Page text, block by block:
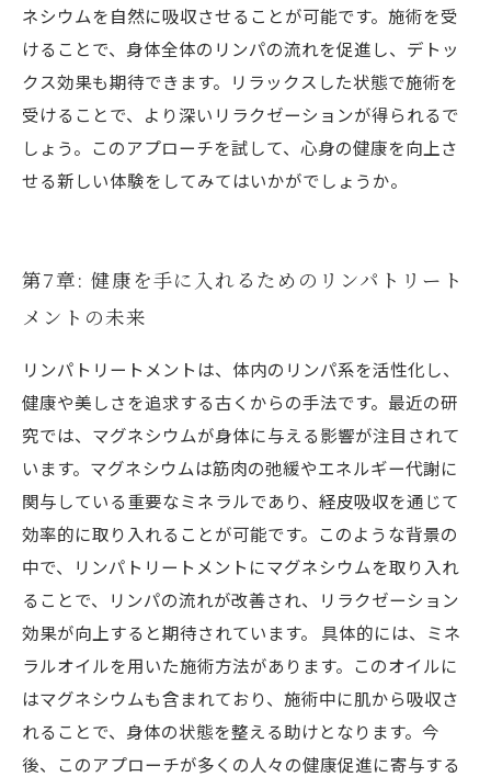
ネシウムを自然に吸収させることが可能です。施術を受
けることで、身体全体のリンパの流れを促進し、デトッ
クス効果も期待できます。リラックスした状態で施術を
受けることで、より深いリラクゼーションが得られるで
しょう。このアプローチを試して、心身の健康を向上さ
せる新しい体験をしてみてはいかがでしょうか。
第7章: 健康を手に入れるためのリンパトリート
メントの未来
リンパトリートメントは、体内のリンパ系を活性化し、
健康や美しさを追求する古くからの手法です。最近の研
究では、マグネシウムが身体に与える影響が注目されて
います。マグネシウムは筋肉の弛緩やエネルギー代謝に
関与している重要なミネラルであり、経皮吸収を通じて
効率的に取り入れることが可能です。このような背景の
中で、リンパトリートメントにマグネシウムを取り入れ
ることで、リンパの流れが改善され、リラクゼーション
効果が向上すると期待されています。 具体的には、ミネ
ラルオイルを用いた施術方法があります。このオイルに
はマグネシウムも含まれており、施術中に肌から吸収さ
れることで、身体の状態を整える助けとなります。今
後、このアプローチが多くの人々の健康促進に寄与する